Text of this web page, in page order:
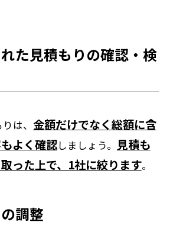
た見積もりの確認・検
は、 金額だけでなく総額に含
よく確認しましょう。 見積も
った上で、1社に絞ります。
調整